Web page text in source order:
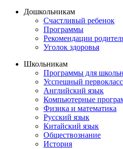
Дошкольникам
Счастливый ребенок
Программы
Рекомендации
Уголок здоровья
Школьникам
Программы для
Усспешный
Английский язык
Компьютерные
Физика и математика
Русский язык
Китайский язык
Обществознание
История